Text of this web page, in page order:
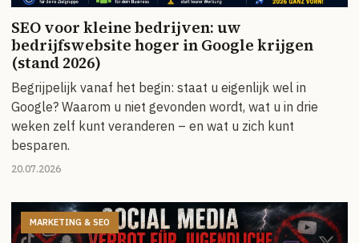
SEO voor kleine bedrijven: uw
bedrijfswebsite hoger in Google krijgen
(stand 2026)
Begrijpelijk vanaf het begin: staat u eigenlijk wel in
Google? Waarom u niet gevonden wordt, wat u in drie
weken zelf kunt veranderen – en wat u zich kunt
besparen.
20.07.2026
MARKETING & SEO